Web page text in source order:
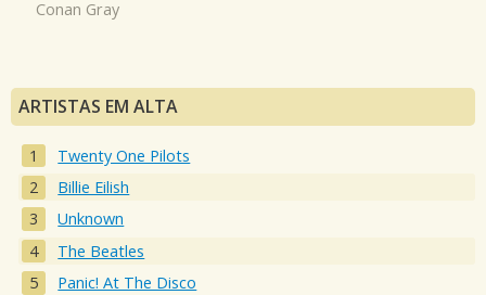
Conan Gray
ARTISTAS EM ALTA
Twenty One Pilots
Billie Eilish
Unknown
The Beatles
Panic! At The Disco